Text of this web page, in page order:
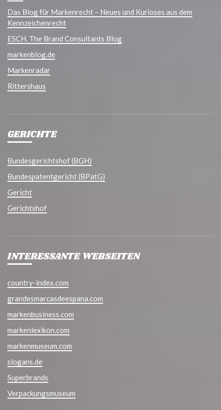
Das Blog für Markenrecht – Neues und Kurioses aus dem
Kennzeichenrecht
ESCH. The Brand Consultants Blog
markenblog.de
Markenradar
Rittershaus
GERICHTE
Bundesgerichtshof (BGH)
Bundespatentgericht (BPatG)
Gericht
Gerichtshof
INTERESSANTE WEBSEITEN
country-index.com
grandesmarcasdeespana.com
markenbusiness.com
markenlexikon.com
markenmuseum.com
slogans.de
Superbrands
Verpackungsmuseum